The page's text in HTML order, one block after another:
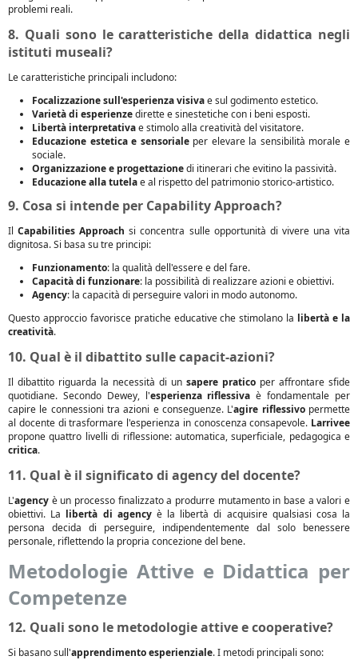
problemi reali.
8. Quali sono le caratteristiche della didattica negli
istituti museali?
Le caratteristiche principali includono:
Focalizzazione sull'esperienza visivae sul godimento estetico.
Varietà di esperienzedirette e sinestetiche con i beni esposti.
Libertà interpretativae stimolo alla creatività del visitatore.
Educazione estetica e sensorialeper elevare la sensibilità morale e
sociale.
Organizzazione e progettazionedi itinerari che evitino la passività.
Educazione alla tutelae al rispetto del patrimonio storico-artistico.
9. Cosa si intende per Capability Approach?
IlCapabilities Approach si concentra sulle opportunità di vivere una vita
dignitosa. Si basa su tre principi:
Funzionamento: la qualità dell'essere e del fare.
Capacità di funzionare: la possibilità di realizzare azioni e obiettivi.
Agency: la capacità di perseguire valori in modo autonomo.
Questo approccio favorisce pratiche educative che stimolano la libertà e la
creatività.
10. Qual è il dibattito sulle capacit-azioni?
Il dibattito riguarda la necessità di un sapere pratico per affrontare sfide
quotidiane. Secondo Dewey, l'esperienza riflessiva è fondamentale per
capire le connessioni tra azioni e conseguenze. L'agire riflessivopermette
al docente di trasformare l'esperienza in conoscenza consapevole. Larrivee
propone quattro livelli di riflessione: automatica, superficiale, pedagogica e
critica.
11. Qual è il significato di agency del docente?
L'agency è un processo finalizzato a produrre mutamento in base a valori e
obiettivi. La libertà di agencyè la libertà di acquisire qualsiasi cosa la
persona decida di perseguire, indipendentemente dal solo benessere
personale, riflettendo la propria concezione del bene.
Metodologie Attive e Didattica per
Competenze
12. Quali sono le metodologie attive e cooperative?
Si basano sull'apprendimento esperienziale. I metodi principali sono: